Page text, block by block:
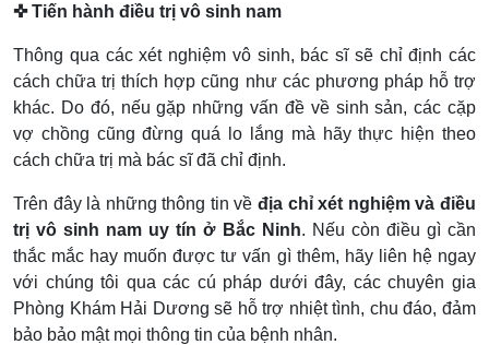
✜ Tiến hành điều trị vô sinh nam
Thông qua các xét nghiệm vô sinh, bác sĩ sẽ chỉ định các
cách chữa trị thích hợp cũng như các phương pháp hỗ trợ
khác. Do đó, nếu gặp những vấn đề về sinh sản, các cặp
vợ chồng cũng đừng quá lo lắng mà hãy thực hiện theo
cách chữa trị mà bác sĩ đã chỉ định.
Trên đây là những thông tin vềđịa chỉ xét nghiệm và điều
trị vô sinh nam uy tín ở Bắc Ninh. Nếu còn điều gì cần
thắc mắc hay muốn được tư vấn gì thêm, hãy liên hệ ngay
với chúng tôi qua các cú pháp dưới đây, các chuyên gia
Phòng Khám Hải Dương sẽ hỗ trợ nhiệt tình, chu đáo, đảm
bảo bảo mật mọi thông tin của bệnh nhân.